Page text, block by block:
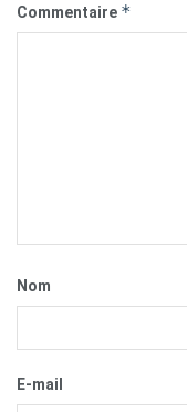
Commentaire *
Nom
E-mail